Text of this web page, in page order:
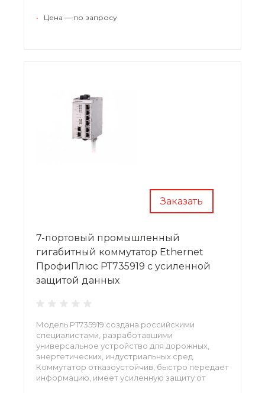
потенциал. Гарантия производителя
• Цена — по запросу
Заказать
7-портовый промышленный
гигабитный коммутатор Ethernet
ПрофиПлюс РТ735919 с усиленной
защитой данных
Модель РТ735919 создана российскими
специалистами, разработавшими
универсальное устройство для дорожных,
энергетических, индустриальных сред.
Коммутатор отказоустойчив, быстро передает
информацию, имеет усиленную защиту от